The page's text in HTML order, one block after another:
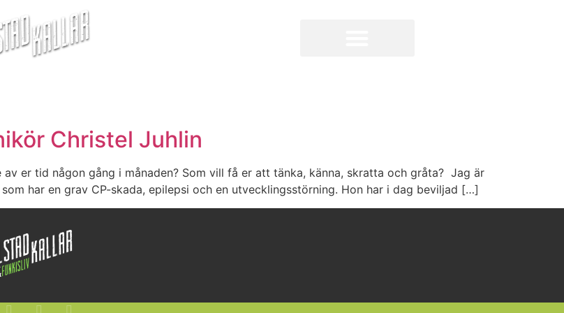
Christel Juhlin
er tid någon gång i månaden? Som vill få er att tänka, känna, skratta och gråta? Jag är
har en grav CP-skada, epilepsi och en utvecklingsstörning. Hon har i dag beviljad […]